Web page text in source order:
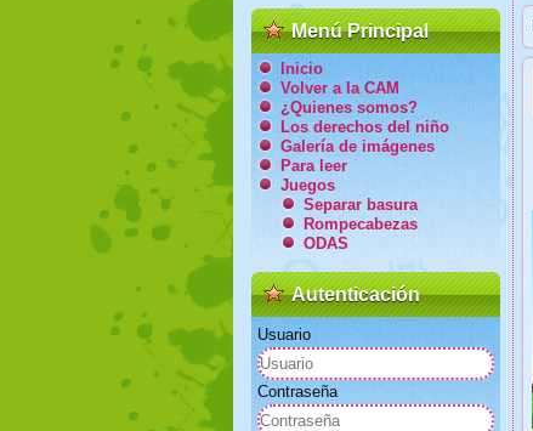
Menú Principal
Inicio
Volver a la CAM
¿Quienes somos?
Los derechos del niño
Galería de imágenes
Para leer
Juegos
Separar basura
Rompecabezas
ODAS
Autenticación
Usuario
Contraseña